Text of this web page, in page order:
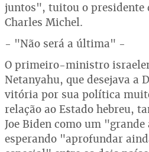
juntos", tuitou o presidente
Charles Michel.
- "Não será a última" -
O primeiro-ministro
Netanyahu, que desejava a
vitória por sua política
relação ao Estado hebreu,
Joe Biden como um
esperando "aprofundar